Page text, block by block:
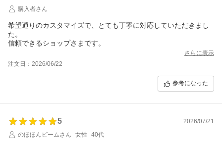
購入者さん
希望通りのカスタマイズで、とても丁寧に対応していただきまし
た。
信頼できるショップさまです。
さらに表示
注文日：2026/06/22
参考になった
5
2026/07/21
のほほんビームさん
女性 40代